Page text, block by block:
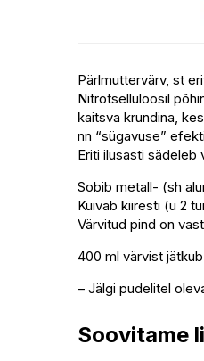
Pärlmuttervärv, st
Nitrotselluloosil
kaitsva krundina,
nn “sügavuse”
Eriti ilusasti sädeleb
Sobib metall- (sh
Kuivab kiiresti (u 2
Värvitud pind on
400 ml värvist
– Jälgi pudelitel
Soovitame